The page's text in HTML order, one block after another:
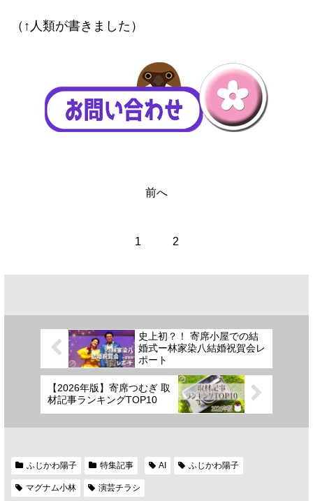
（↑人類が書きました）
前へ
1 2
史上初？！ 寄席小屋での結
婚式ー林家染八結婚祝賀会レ
ポート
【2026年版】寄席つむぎ 取
材記事ランキングTOP10
ふじかわ陽子 特集記事 AI ふじかわ陽子
マグナム小林 演芸チラシ